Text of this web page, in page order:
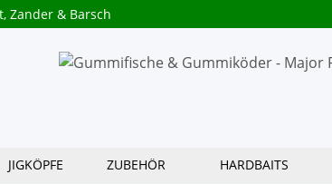
Zander & Barsch
JIGKÖPFE ZUBEHÖR HARDBAITS